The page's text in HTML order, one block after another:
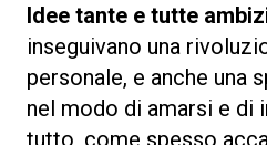
Idee tante e tutte
inseguivano una
personale, e anche una
nel modo di amarsi e di
tutto, come spesso